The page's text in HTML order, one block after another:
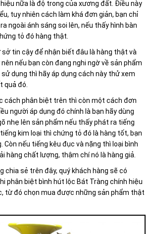
nữa là độ trong của xương đất. Điều này
tuy nhiên cách làm khá đơn giản, bạn chỉ
ngoài ánh sáng soi lên, nếu thấy hình bàn
tỏ đó hàng thật.
tin cậy để nhận biết đâu là hàng thật và
nếu bạn còn đang nghi ngờ về sản phẩm
dụng thì hãy áp dụng cách này thử xem
quả đó.
cách phân biệt trên thì còn một cách đơn
người áp dụng đó chính là bạn hãy dùng
nhẹ lên sản phẩm nếu thấy phát ra tiếng
kim loại thì chứng tỏ đó là hàng tốt, bạn
Còn nếu tiếng kêu đục và nặng thì loại bình
hàng chất lượng, thậm chí nó là hàng giả.
chia sẻ trên đây, quý khách hàng sẽ có
phân biệt bình hút lộc Bát Tràng chính hiệu
từ đó chọn mua được những sản phẩm thật